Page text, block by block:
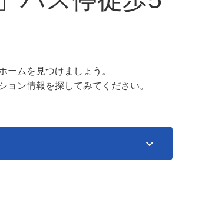
ムを見つけましょう。
ン情報を探してみてください。